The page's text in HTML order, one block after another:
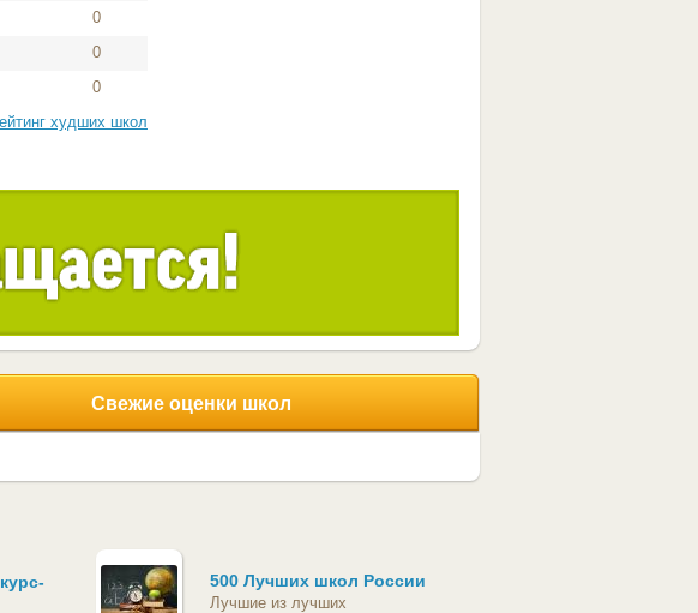
0
0
0
худших школ
Свежие оценки школ
500 Лучших школ России
Лучшие из лучших